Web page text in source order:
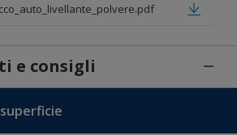
e consigli